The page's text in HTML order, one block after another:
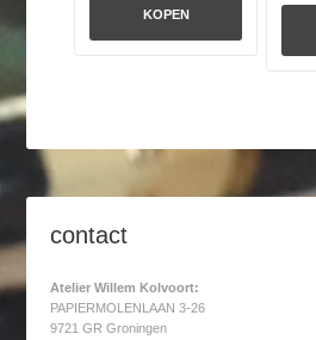
KOPEN
contact
Atelier Willem Kolvoort:
PAPIERMOLENLAAN 3-26
9721 GR Groningen